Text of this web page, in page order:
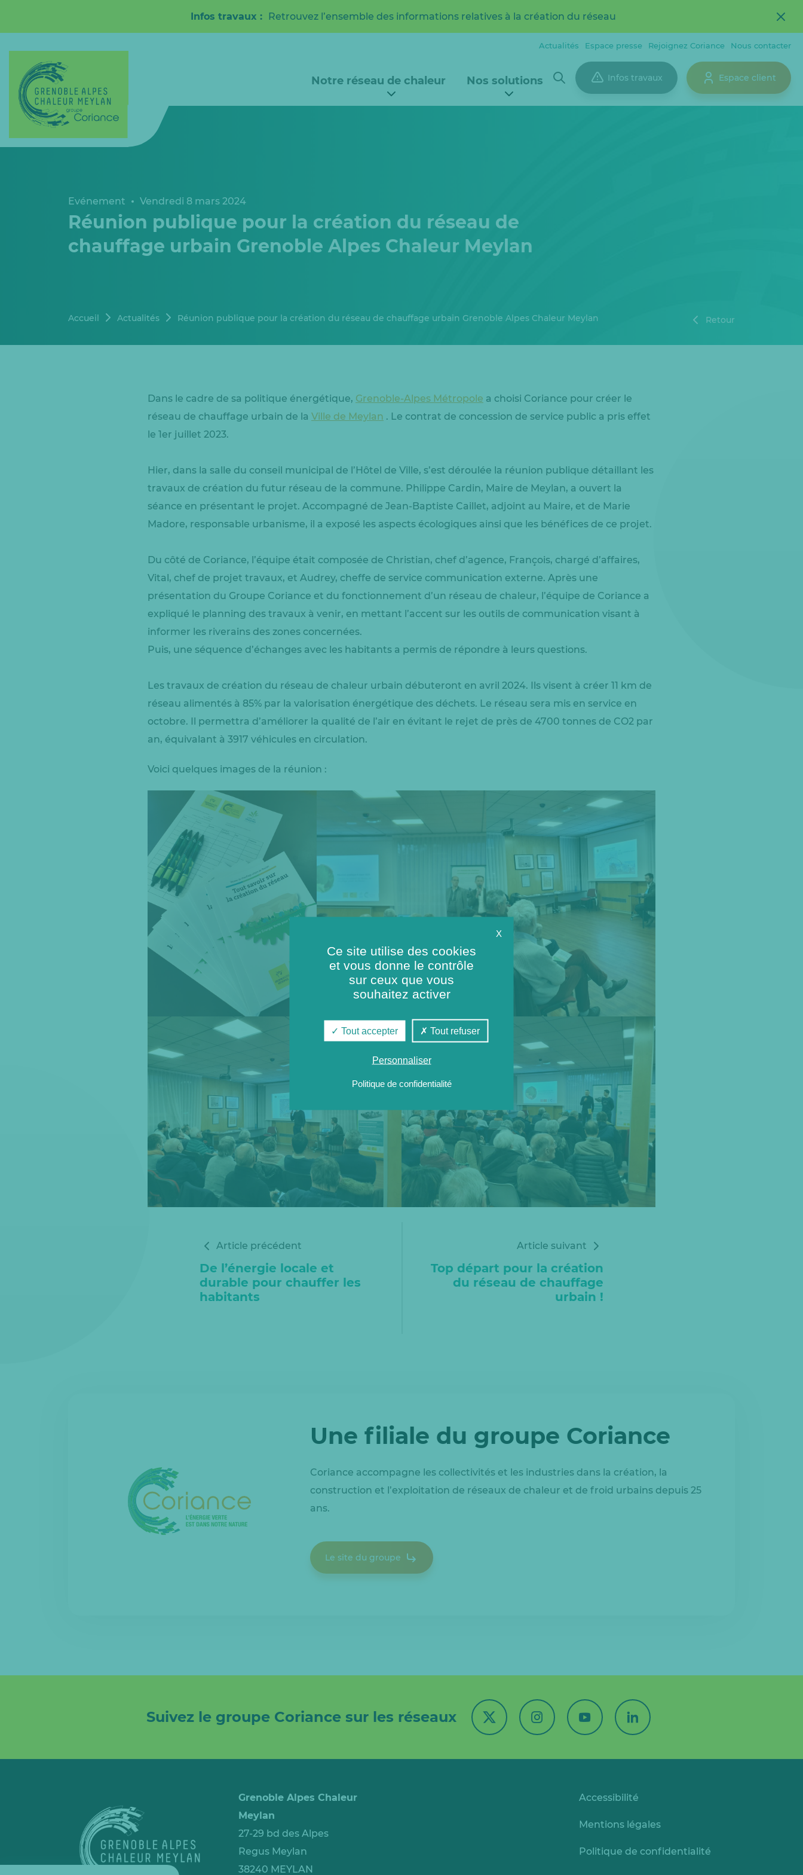
Infos travaux : Retrouvez l’ensemble des informations relatives à la création du réseau
Actualités Espace presse Rejoignez Coriance Nous contacter
Notre réseau de chaleur Nos solutions Infos travaux Espace client
Evénement Vendredi 8 mars 2024
Réunion publique pour la création du réseau de
chauffage urbain Grenoble Alpes Chaleur Meylan
Accueil Actualités Réunion publique pour la création du réseau de chauffage urbain Grenoble Alpes Chaleur Meylan Retour
Dans le cadre de sa politique énergétique, Grenoble-Alpes Métropole a choisi Coriance pour créer le
réseau de chauffage urbain de la Ville de Meylan . Le contrat de concession de service public a pris effet
le 1er juillet 2023.
Hier, dans la salle du conseil municipal de l’Hôtel de Ville, s’est déroulée la réunion publique détaillant les
travaux de création du futur réseau de la commune. Philippe Cardin, Maire de Meylan, a ouvert la
séance en présentant le projet. Accompagné de Jean-Baptiste Caillet, adjoint au Maire, et de Marie
Madore, responsable urbanisme, il a exposé les aspects écologiques ainsi que les bénéfices de ce projet.
Du côté de Coriance, l’équipe était composée de Christian, chef d’agence, François, chargé d’affaires,
Vital, chef de projet travaux, et Audrey, cheffe de service communication externe. Après une
présentation du Groupe Coriance et du fonctionnement d’un réseau de chaleur, l’équipe de Coriance a
expliqué le planning des travaux à venir, en mettant l’accent sur les outils de communication visant à
informer les riverains des zones concernées.
Puis, une séquence d’échanges avec les habitants a permis de répondre à leurs questions.
Les travaux de création du réseau de chaleur urbain débuteront en avril 2024. Ils visent à créer 11 km de
réseau alimentés à 85% par la valorisation énergétique des déchets. Le réseau sera mis en service en
octobre. Il permettra d’améliorer la qualité de l’air en évitant le rejet de près de 4700 tonnes de CO2 par
an, équivalant à 3917 véhicules en circulation.
Voici quelques images de la réunion :
Article précédent
De l’énergie locale et
durable pour chauffer les
habitants
Article suivant
Top départ pour la création
du réseau de chauffage
urbain !
Une filiale du groupe Coriance
Coriance accompagne les collectivités et les industries dans la création, la
construction et l’exploitation de réseaux de chaleur et de froid urbains depuis 25
ans.
Le site du groupe
Suivez le groupe Coriance sur les réseaux
Grenoble Alpes Chaleur
Meylan
27-29 bd des Alpes
Regus Meylan
38240 MEYLAN
Accessibilité
Mentions légales
Politique de confidentialité
X
Ce site utilise des cookies
et vous donne le contrôle
sur ceux que vous
souhaitez activer
Tout accepter Tout refuser
Personnaliser
Politique de confidentialité